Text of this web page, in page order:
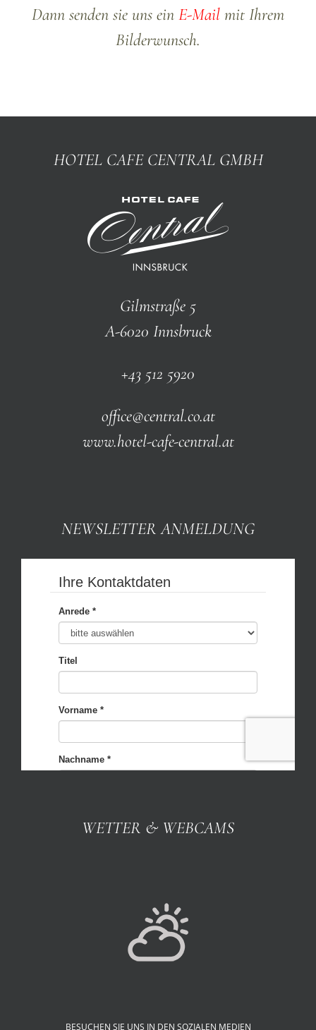
Dann senden sie uns ein E-Mail mit Ihrem
Bilderwunsch.
HOTEL CAFE CENTRAL GMBH
Gilmstraße 5
A-6020 Innsbruck
+43 512 5920
office@central.co.at
www.hotel-cafe-central.at
NEWSLETTER ANMELDUNG
WETTER & WEBCAMS
BESUCHEN SIE UNS IN DEN SOZIALEN MEDIEN